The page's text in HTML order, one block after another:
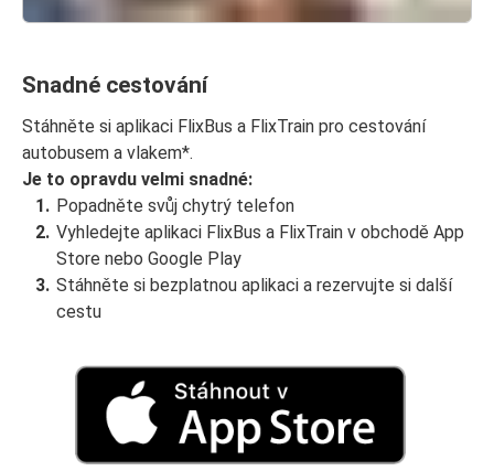
Snadné cestování
Stáhněte si aplikaci FlixBus a FlixTrain pro cestování
autobusem a vlakem*.
Je to opravdu velmi snadné:
Popadněte svůj chytrý telefon
Vyhledejte aplikaci FlixBus a FlixTrain v obchodě App
Store nebo Google Play
Stáhněte si bezplatnou aplikaci a rezervujte si další
cestu